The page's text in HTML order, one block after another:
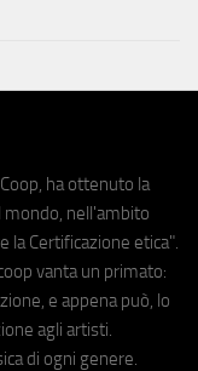
ha ottenuto la
mondo, nell'ambito
la Certificazione etica".
vanta un primato:
e appena può, lo
agli artisti.
di ogni genere.